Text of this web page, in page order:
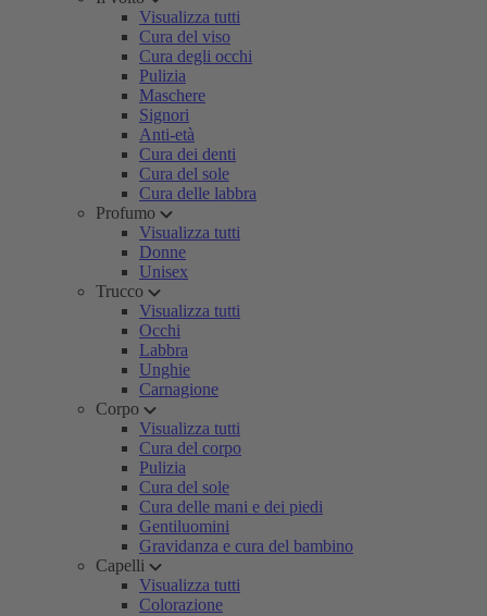
Visualizza tutti
Cura del viso
Cura degli occhi
Pulizia
Maschere
Signori
Anti-età
Cura dei denti
Cura del sole
Cura delle labbra
Profumo
Visualizza tutti
Donne
Unisex
Trucco
Visualizza tutti
Occhi
Labbra
Unghie
Carnagione
Corpo
Visualizza tutti
Cura del corpo
Pulizia
Cura del sole
Cura delle mani e dei piedi
Gentiluomini
Gravidanza e cura del bambino
Capelli
Visualizza tutti
Colorazione